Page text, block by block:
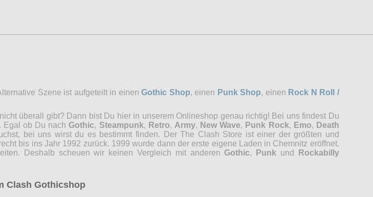
Szene ist aufgeteilt in einenGothic Shop, einen Punk Shop, einen Rock N Roll /
überall gibt? Dann bist Du hier in unserem Onlineshop genau richtig! Bei uns findest Du
Egal ob Du nach Gothic, Steampunk, Retro, Army, New Wave, Punk Rock, Emo, Death
bei uns wirst du es bestimmt finden. Der The Clash Store ist einer der größten und
bis ins Jahr 1992 zurück. 1999 wurde dann der erste eigene Laden in Chemnitz eröffnet.
Deshalb scheuen wir keinen Vergleich mit anderen Gothic, Punk und
Rockabilly
Clash Gothicshop